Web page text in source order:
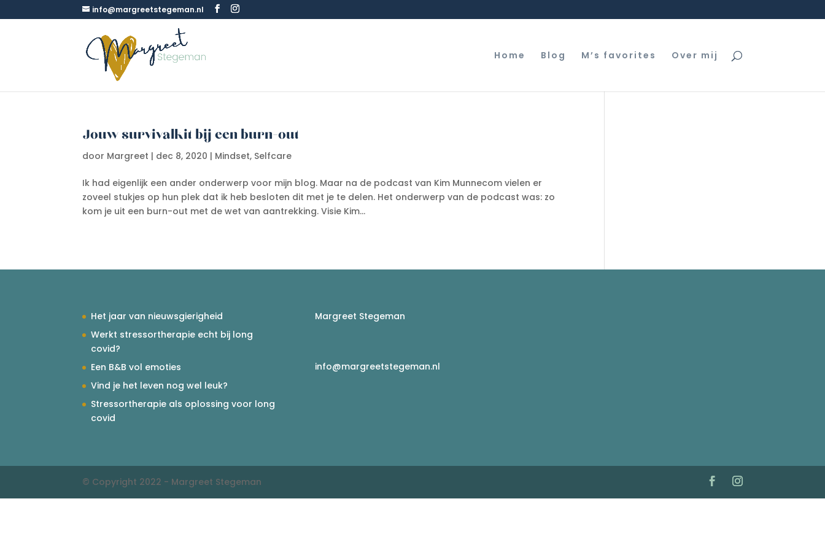
info@margreetstegeman.nl
Home Blog M’s favorites Over mij
Jouw survivalkit bij een burn-out
door Margreet | dec 8, 2020 | Mindset, Selfcare
Ik had eigenlijk een ander onderwerp voor mijn blog. Maar na de podcast van Kim Munnecom vielen er
zoveel stukjes op hun plek dat ik heb besloten dit met je te delen. Het onderwerp van de podcast was: zo
kom je uit een burn-out met de wet van aantrekking. Visie Kim...
Het jaar van nieuwsgierigheid
Werkt stressortherapie echt bij long
covid?
Een B&B vol emoties
Vind je het leven nog wel leuk?
Stressortherapie als oplossing voor long
covid
Margreet Stegeman
info@margreetstegeman.nl
© Copyright 2022 - Margreet Stegeman